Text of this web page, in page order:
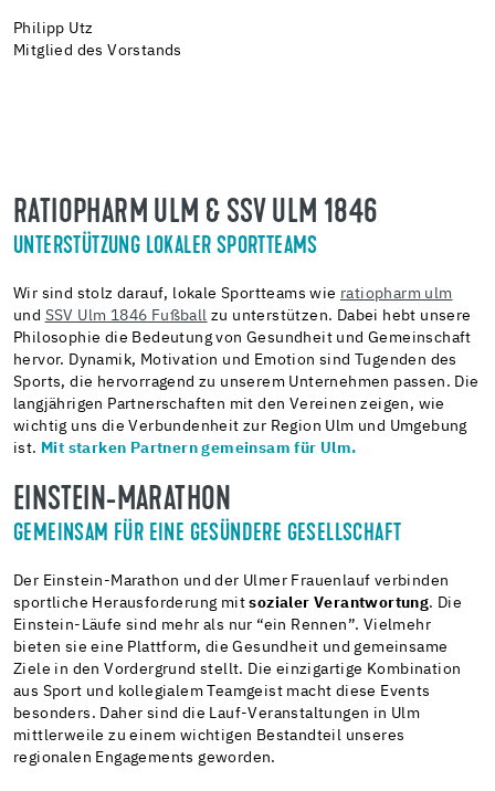
Philipp Utz
Mitglied des Vorstands
RATIOPHARM ULM & SSV ULM 1846
UNTERSTÜTZUNG LOKALER SPORTTEAMS
Wir sind stolz darauf, lokale Sportteams wie ratiopharm ulm
und SSV Ulm 1846 Fußball zu unterstützen. Dabei hebt unsere
Philosophie die Bedeutung von Gesundheit und Gemeinschaft
hervor. Dynamik, Motivation und Emotion sind Tugenden des
Sports, die hervorragend zu unserem Unternehmen passen. Die
langjährigen Partnerschaften mit den Vereinen zeigen, wie
wichtig uns die Verbundenheit zur Region Ulm und Umgebung
ist. Mit starken Partnern gemeinsam für Ulm.
EINSTEIN-MARATHON
GEMEINSAM FÜR EINE GESÜNDERE GESELLSCHAFT
Der Einstein-Marathon und der Ulmer Frauenlauf verbinden
sportliche Herausforderung mitsozialer Verantwortung. Die
Einstein-Läufe sind mehr als nur “ein Rennen”. Vielmehr
bieten sie eine Plattform, die Gesundheit und gemeinsame
Ziele in den Vordergrund stellt. Die einzigartige Kombination
aus Sport und kollegialem Teamgeist macht diese Events
besonders. Daher sind die Lauf-​Veranstaltungen in Ulm
mittlerweile zu einem wichtigen Bestandteil unseres
regionalen Engagements geworden.